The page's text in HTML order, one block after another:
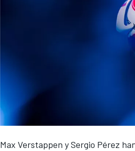
Max Verstappen ySergio Pérez